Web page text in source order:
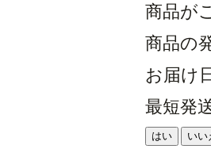
商品が
商品の
お届け
最短発
はい いい